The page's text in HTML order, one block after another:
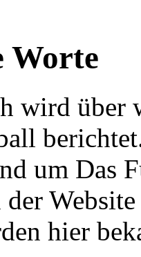
Worte
wird über
um Das
hier